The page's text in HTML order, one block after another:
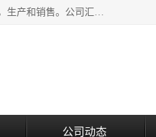
江苏艾斯曼机械有限公司，专注于合成树脂瓦设备和PVC波浪瓦设备、PP中空塑料建筑模板生产线的研发，生产和销售。公司汇集了一批专业技术领域的优秀人才，组成了以中青年科技精英为骨干的高素质科研队伍，在不断的产品研发实践中积累了丰富的产品设计经验和精深的理论知识。
公司动态